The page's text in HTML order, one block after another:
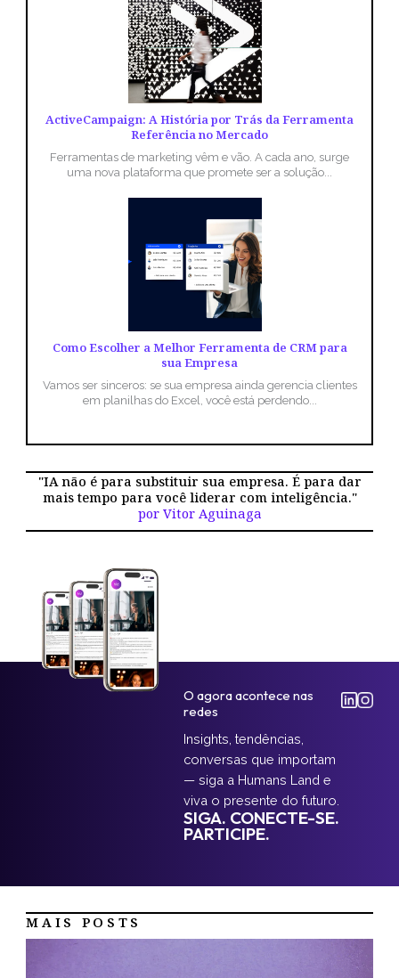
ActiveCampaign: A História por Trás da Ferramenta
Referência no Mercado
Ferramentas de marketing vêm e vão. A cada ano, surge
uma nova plataforma que promete ser a solução...
Como Escolher a Melhor Ferramenta de CRM para
sua Empresa
Vamos ser sinceros: se sua empresa ainda gerencia clientes
em planilhas do Excel, você está perdendo...
"IA não é para substituir sua empresa. É para dar
mais tempo para você liderar com inteligência."
por Vitor Aguinaga
O agora acontece nas
redes
Insights, tendências,
conversas que importam
— siga a Humans Land e
viva o presente do futuro.
SIGA. CONECTE-SE.
PARTICIPE.
MAIS POSTS